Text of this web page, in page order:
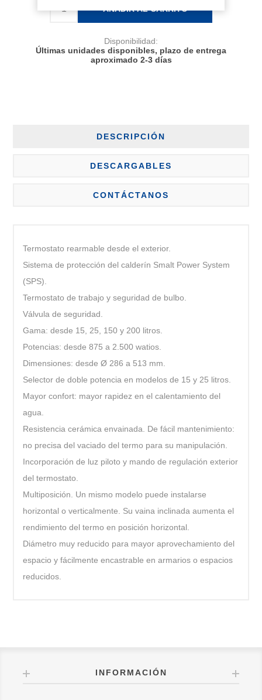
AÑADIR AL CARRITO
Disponibilidad:
Últimas unidades disponibles, plazo de entrega
aproximado 2-3 días
DESCRIPCIÓN
DESCARGABLES
CONTÁCTANOS
Termostato rearmable desde el exterior.
Sistema de protección del calderín Smalt Power System
(SPS).
Termostato de trabajo y seguridad de bulbo.
Válvula de seguridad.
Gama: desde 15, 25, 150 y 200 litros.
Potencias: desde 875 a 2.500 watios.
Dimensiones: desde Ø 286 a 513 mm.
Selector de doble potencia en modelos de 15 y 25 litros.
Mayor confort: mayor rapidez en el calentamiento del
agua.
Resistencia cerámica envainada. De fácil mantenimiento:
no precisa del vaciado del termo para su manipulación.
Incorporación de luz piloto y mando de regulación exterior
del termostato.
Multiposición. Un mismo modelo puede instalarse
horizontal o verticalmente. Su vaina inclinada aumenta el
rendimiento del termo en posición horizontal.
Diámetro muy reducido para mayor aprovechamiento del
espacio y fácilmente encastrable en armarios o espacios
reducidos.
INFORMACIÓN